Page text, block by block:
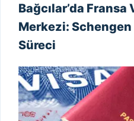
Bağcılar’da
Merkezi: Schengen
Süreci